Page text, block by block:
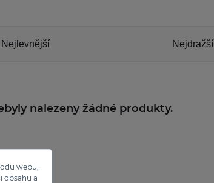
webu,
obsahu a
Nejlevnější Nejdražší
nalezeny žádné produkty.